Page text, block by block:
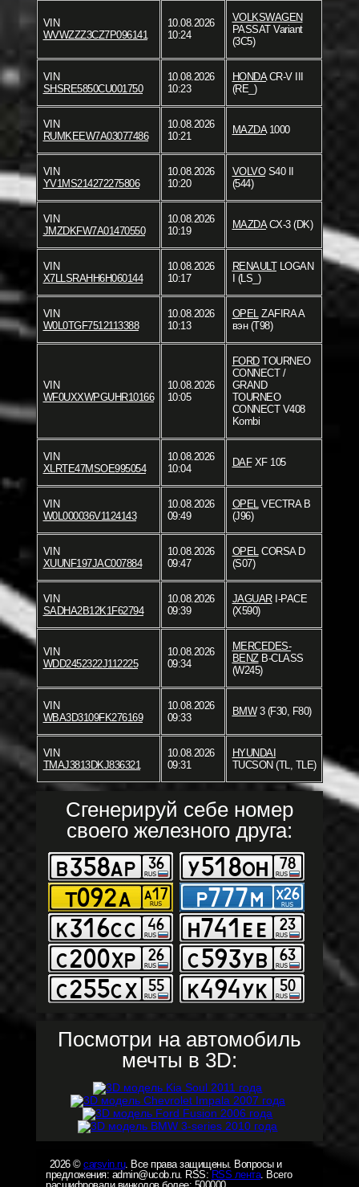
VIN
WVWZZZ3CZ7P096141
10.08.2026
10:24
VOLKSWAGEN
PASSAT Variant
(3C5)
VIN
SHSRE5850CU001750
10.08.2026
10:23
HONDACR-V III
(RE_)
VIN
RUMKEEW7A03077486
10.08.2026
10:21
MAZDA1000
VIN
YV1MS214272275806
10.08.2026
10:20
VOLVOS40 II
(544)
VIN
JMZDKFW7A01470550
10.08.2026
10:19
MAZDACX-3 (DK)
VIN
X7LLSRAHH6H060144
10.08.2026
10:17
RENAULTLOGAN
I (LS_)
VIN
W0L0TGF7512113388
10.08.2026
10:13
OPEL ZAFIRA A
вэн (T98)
VIN
WF0UXXWPGUHR10166
10.08.2026
10:05
FORDTOURNEO
CONNECT /
GRAND
TOURNEO
CONNECT V408
Kombi
VIN
XLRTE47MSOE995054
10.08.2026
10:04
DAFXF 105
VIN
W0L000036V1124143
10.08.2026
09:49
OPEL VECTRA B
(J96)
VIN
XUUNF197JAC007884
10.08.2026
09:47
OPEL CORSA D
(S07)
VIN
SADHA2B12K1F62794
10.08.2026
09:39
JAGUARI-PACE
(X590)
VIN
WDD2452322J112225
10.08.2026
09:34
MERCEDES-
BENZB-CLASS
(W245)
VIN
WBA3D3109FK276169
10.08.2026
09:33
BMW3 (F30, F80)
VIN
TMAJ3813DKJ836321
10.08.2026
09:31
HYUNDAI
TUCSON (TL, TLE)
Сгенерируй себе номер
своего железного друга:
Посмотри на автомобиль
мечты в 3D:
2026 © carsvin.ru. Все права защищены. Вопросы и
предложения: admin@ucob.ru. RSS:RSS лента. Всего